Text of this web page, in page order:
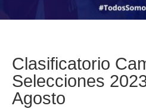
Clasificatorio
Selecciones
Agosto